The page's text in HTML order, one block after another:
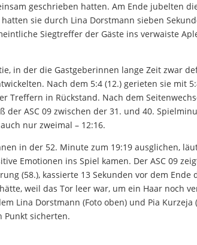
geschrieben hatten. Am Ende jubelten
sie durch Lina Dorstmann sieben
Siegtreffer der Gäste ins verwaiste
in der die Gastgeberinnen lange Zeit zwar
Nach dem 5:4 (12.) gerieten sie mit
Treffern in Rückstand. Nach dem
der ASC 09 zwischen der 31. und 40.
nur zweimal – 12:16.
in der 52. Minute zum 19:19 ausglichen,
Emotionen ins Spiel kamen. Der ASC 09
(58.), kassierte 13 Sekunden vor dem
weil das Tor leer war, um ein Haar noch
Lina Dorstmann (Foto oben) und Pia
Punkt sicherten.